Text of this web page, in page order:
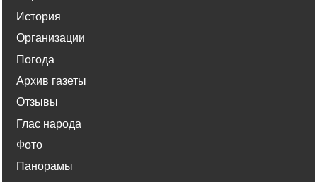
История
Организации
Погода
Архив газеты
Отзывы
Глас народа
Фото
Панорамы